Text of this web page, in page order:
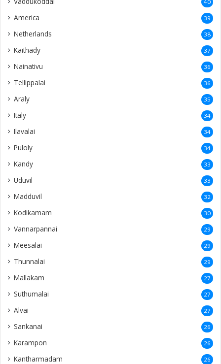
40
America 39
Netherlands 38
Kaithady 37
Nainativu 36
Tellippalai 36
Araly 35
Italy 34
Ilavalai 34
Puloly 34
Kandy 33
Uduvil 33
Madduvil 32
Kodikamam 30
Vannarpannai 29
Meesalai 29
Thunnalai 29
Mallakam 27
Suthumalai 27
Alvai 27
Sankanai 26
Karampon 26
Kantharmadam 26